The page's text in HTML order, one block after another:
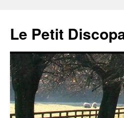
contenu
Le Petit